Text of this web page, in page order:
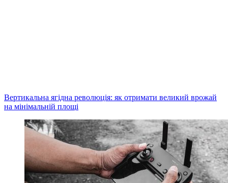
Вертикальна ягідна революція: як отримати великий врожай
на мінімальній площі